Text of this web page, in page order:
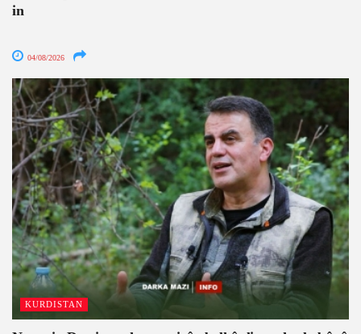
in
04/08/2026
KURDISTAN